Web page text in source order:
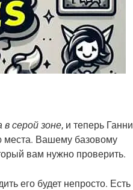
в серой зоне, и теперь Ганни
места. Вашему базовому
вам нужно проверить.
его будет непросто. Есть